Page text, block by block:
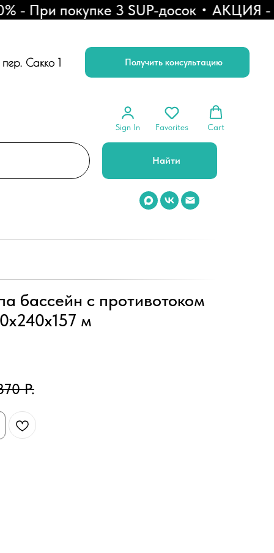
покупке 3 SUP-досок АКЦИЯ -
пер. Сакко 1 Получить консультацию
Sign In Favorites Cart
Найти
бассейн с противотоком
м
Р.